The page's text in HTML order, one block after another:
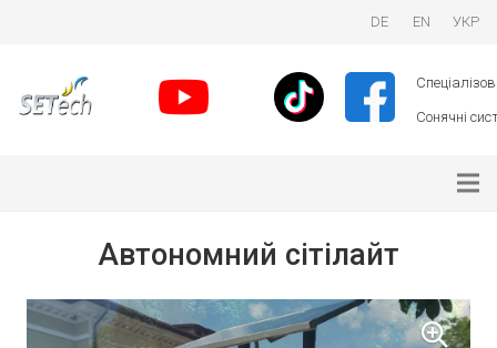
DE EN УКР
Сонячні
Автономний сітілайт